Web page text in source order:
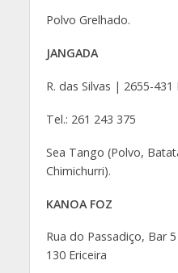
Polvo Grelhado.
JANGADA
R. das Silvas | 2655-431
Tel.: 261 243 375
Sea Tango (Polvo,
Chimichurri).
KANOA FOZ
Rua do Passadiço, Bar
130 Ericeira